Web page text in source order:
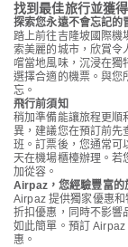
找到最佳旅行並獲
探索您永遠不會忘記的
踏上前往吉隆坡國際機
索美麗的城市，欣賞令
嚐當地風味，沉浸在獨
選擇合適的機票。與您
忘。
飛行前須知
稍加準備能讓旅程更順
異，建議您在預訂前先
班。訂票後，您通常可
天在機場櫃檯辦理。若
加從容。
Airpaz，您經驗豐富的
Airpaz 提供獨家優惠
折扣優惠，同時不影響
如此簡單。預訂
惠。